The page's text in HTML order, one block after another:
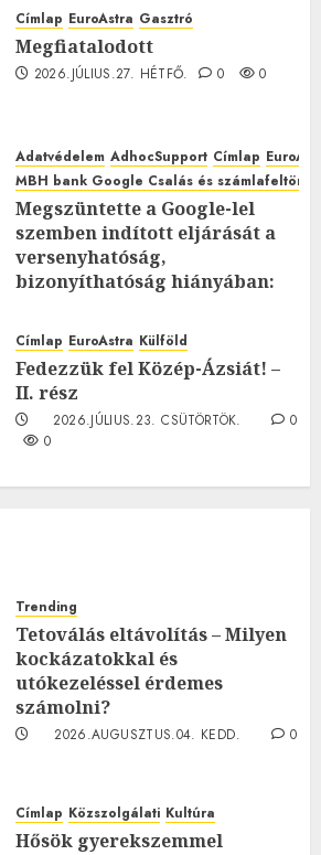
Címlap EuroAstra Gasztró
Megfiatalodott
2026.JÚLIUS.27. HÉTFŐ. 0 0
Adatvédelem AdhocSupport Címlap
MBH bank Google Csalás és
Megszüntette a Google-lel
szemben indított eljárását a
versenyhatóság,
bizonyíthatóság hiányában:
2026.JÚLIUS.23. CSÜTÖRTÖK.
0
Címlap EuroAstra Külföld
Fedezzük fel Közép-Ázsiát! –
II. rész
2026.JÚLIUS.23. CSÜTÖRTÖK.
0
0
Trending
Tetoválás eltávolítás – Milyen
kockázatokkal és
utókezeléssel érdemes
számolni?
2026.AUGUSZTUS.04. KEDD.
0
Címlap Közszolgálati Kultúra
Hősök gyerekszemmel